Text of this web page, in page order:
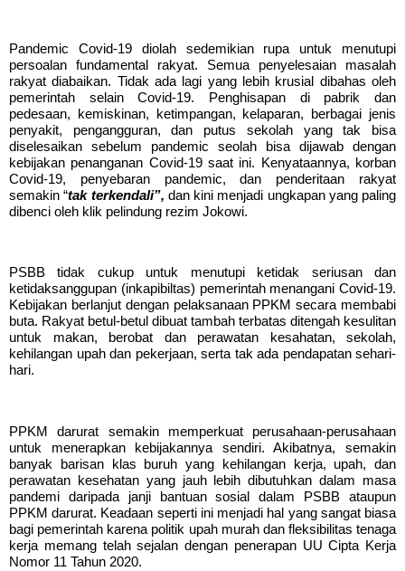
Pandemic Covid-19 diolah sedemikian rupa untuk menutupi
persoalan fundamental rakyat. Semua penyelesaian masalah
rakyat diabaikan. Tidak ada lagi yang lebih krusial dibahas oleh
pemerintah selain Covid-19. Penghisapan di pabrik dan
pedesaan, kemiskinan, ketimpangan, kelaparan, berbagai jenis
penyakit, pengangguran, dan putus sekolah yang tak bisa
diselesaikan sebelum pandemic seolah bisa dijawab dengan
kebijakan penanganan Covid-19 saat ini. Kenyataannya, korban
Covid-19, penyebaran pandemic, dan penderitaan rakyat
semakin “tak terkendali”, dan kini menjadi ungkapan yang paling
dibenci oleh klik pelindung rezim Jokowi.
PSBB tidak cukup untuk menutupi ketidak
seriusan dan
ketidaksanggupan (inkapibiltas) pemerintah menangani Covid-19.
Kebijakan berlanjut dengan pelaksanaan PPKM secara membabi
buta. Rakyat betul-betul dibuat tambah terbatas ditengah kesulitan
untuk makan, berobat dan perawatan kesahatan, sekolah,
kehilangan upah dan pekerjaan, serta tak ada pendapatan sehari-
hari.
PPKM darurat semakin memperkuat perusahaan-perusahaan
untuk menerapkan kebijakannya sendiri. Akibatnya, semakin
banyak barisan klas buruh yang kehilangan kerja, upah, dan
perawatan kesehatan yang jauh lebih dibutuhkan dalam masa
pandemi daripada janji bantuan sosial dalam PSBB ataupun
PPKM darurat. Keadaan seperti ini menjadi hal yang sangat biasa
bagi pemerintah karena politik upah murah dan fleksibilitas tenaga
kerja memang telah sejalan dengan penerapan UU Cipta Kerja
Nomor 11 Tahun 2020.